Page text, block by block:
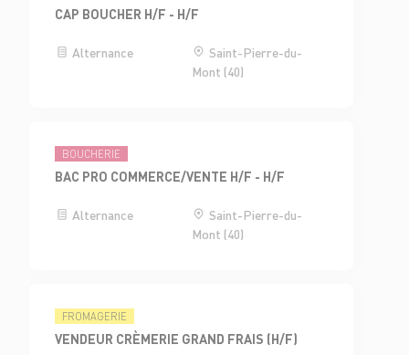
CAP BOUCHER H/F - H/F
Alternance
Saint-Pierre-du-
Mont (40)
BOUCHERIE
BAC PRO COMMERCE/VENTE H/F - H/F
Alternance
Saint-Pierre-du-
Mont (40)
FROMAGERIE
VENDEUR CRÈMERIE GRAND FRAIS (H/F)